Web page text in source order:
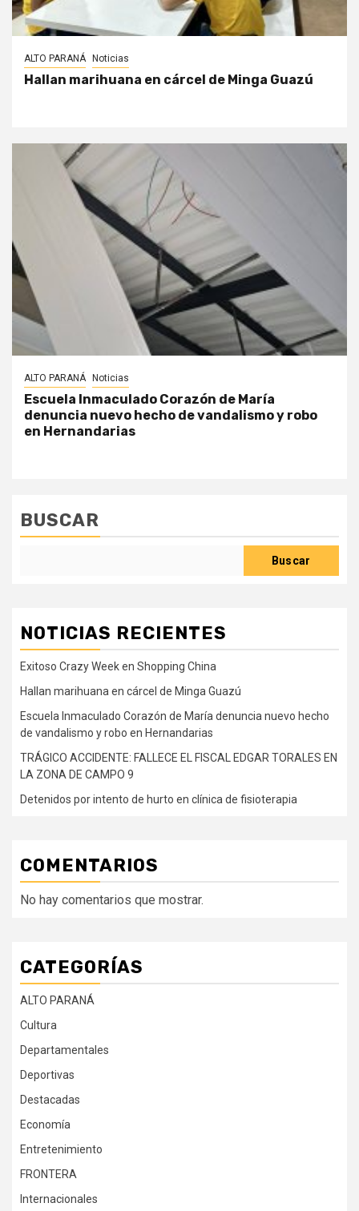
ALTO PARANÁ Noticias
Hallan marihuana en cárcel de Minga Guazú
ALTO PARANÁ Noticias
Escuela Inmaculado Corazón de María
denuncia nuevo hecho de vandalismo y robo
en Hernandarias
BUSCAR
Buscar
NOTICIAS RECIENTES
Exitoso Crazy Week en Shopping China
Hallan marihuana en cárcel de Minga Guazú
Escuela Inmaculado Corazón de María denuncia nuevo hecho
de vandalismo y robo en Hernandarias
TRÁGICO ACCIDENTE: FALLECE EL FISCAL EDGAR TORALES EN
LA ZONA DE CAMPO 9
Detenidos por intento de hurto en clínica de fisioterapia
COMENTARIOS
No hay comentarios que mostrar.
CATEGORÍAS
ALTO PARANÁ
Cultura
Departamentales
Deportivas
Destacadas
Economía
Entretenimiento
FRONTERA
Internacionales